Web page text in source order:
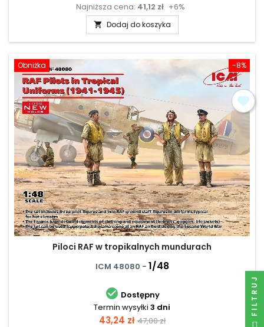
podstawowa
Najniższa cena: 41,12 zł +6%
 Dodaj do koszyka
-8%
Obniżka
Piloci RAF w tropikalnych mundurach
ICM 48080 - 1/48
 Dostępny
Termin wysyłki 3 dni
Cena
43,24 zł Cena
47,00 zł
FILTRUJ